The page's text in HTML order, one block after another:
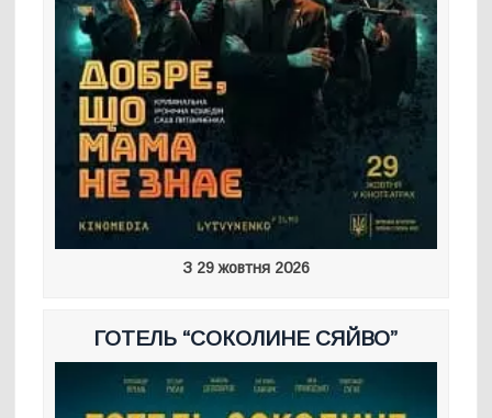
З 29 жовтня 2026
ГОТЕЛЬ “СОКОЛИНЕ СЯЙВО”